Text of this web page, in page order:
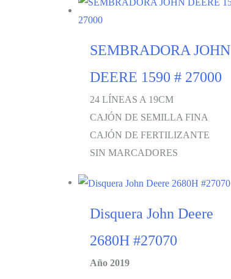
SEMBRADORA JOHN
DEERE 1590 # 27000
24 LÍNEAS A 19CM
CAJÓN DE SEMILLA FINA
CAJÓN DE FERTILIZANTE
SIN MARCADORES
Disquera John Deere
2680H #27070
Año 2019